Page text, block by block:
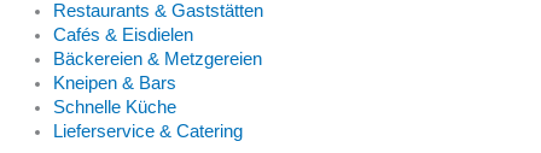
Restaurants & Gaststätten
Cafés & Eisdielen
Bäckereien & Metzgereien
Kneipen & Bars
Schnelle Küche
Lieferservice & Catering